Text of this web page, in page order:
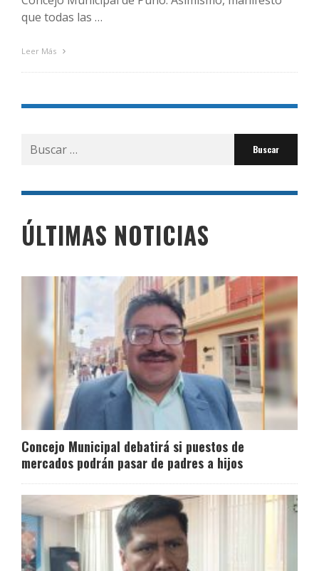
que todas las …
Leer Más
Buscar
por:
ÚLTIMAS NOTICIAS
Concejo Municipal debatirá si puestos de
mercados podrán pasar de padres a hijos